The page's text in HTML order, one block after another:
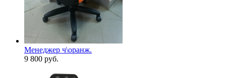
Менеджер ч\оранж.
9 800 руб.